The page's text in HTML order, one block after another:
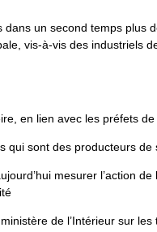
dans un second temps
vis-à-vis des industriels
en lien avec les préfets
qui sont des producteurs de
mesurer l’action
de l’Intérieur sur